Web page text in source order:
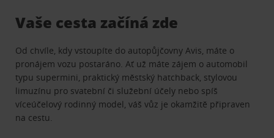
Vaše cesta začíná zde
Od chvíle, kdy vstoupíte do autopůjčovny Avis, máte o
pronájem vozu postaráno. Ať už máte zájem o automobil
typu supermini, praktický městský hatchback, stylovou
limuzínu pro svatební či služební účely nebo spíš
víceúčelový rodinný model, váš vůz je okamžitě připraven
na cestu.